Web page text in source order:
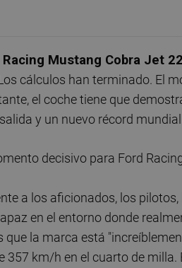
Racing Mustang Cobra Jet
cálculos han terminado. El
el coche tiene que
y un nuevo récord
decisivo para Ford
a los aficionados, los
en el entorno donde
la marca está
357 km/h en el cuarto de